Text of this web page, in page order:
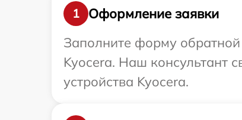
1
Оформление заявки
Заполните форму обратной
Kyocera. Наш консультант
устройства Kyocera.